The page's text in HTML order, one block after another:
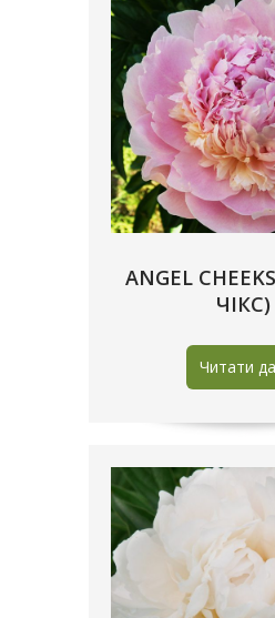
ANGEL
ЧІКС)
Читати